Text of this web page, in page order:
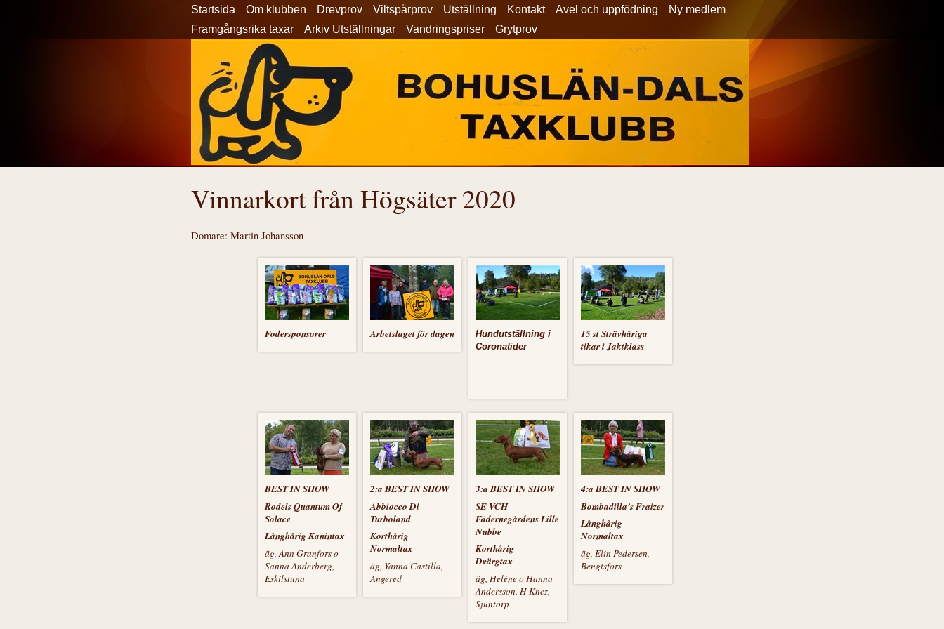
Startsida Om klubben Drevprov Viltspårprov Utställning Kontakt Avel och uppfödning
Ny medlem
Framgångsrika taxar
Arkiv Utställningar Vandringspriser Grytprov
Vinnarkort från Högsäter 2020
Domare: Martin Johansson
Fodersponsorer Arbetslaget för dagen
Hundutställning i
Coronatider
15 st Strävhåriga
tikar i Jaktklass
BEST IN SHOW
Rodels Quantum Of
Solace
Långhårig Kanintax
äg, Ann Granfors o
Sanna Anderberg,
Eskilstuna
2:a BEST IN SHOW
Abbiocco Di
Turboland
Korthårig
Normaltax
äg, Yanna Castilla,
Angered
3:a BEST IN SHOW
SE VCH
Fädernegårdens Lille
Nubbe
Korthårig
Dvärgtax
äg, Heléne o Hanna
Andersson, H Knez,
Sjuntorp
4:a BEST IN SHOW
Bombadilla’s Fraizer
Långhårig
Normaltax
äg, Elin Pedersen,
Bengtsfors